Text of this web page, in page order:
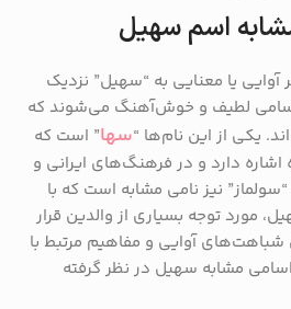
اسم سهیل
آوایی یا معنایی به “سهیل” نزدیک
لطیف و خوش‌آهنگ می‌شوند که
یکی از این نام‌ها “سها” است که
دارد و در فرهنگ‌های ایرانی و
نیز نامی مشابه است که با
مورد توجه بسیاری از والدین قرار
شباهت‌های آوایی و مفاهیم مرتبط با
مشابه سهیل در نظر گرفته